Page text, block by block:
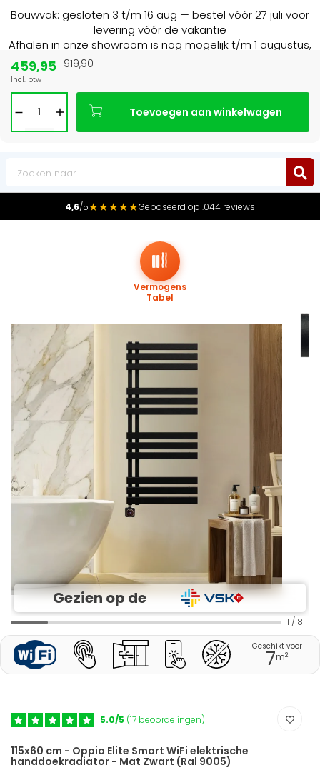
Bouwvak: gesloten 3 t/m 16 aug — bestel vóór 27 juli voor
levering vóór de vakantie
Afhalen in onze showroom is nog mogelijk t/m 1 augustus,
4,6/5★★★★★Gebaseerd op1.044 reviews
Gezien op de
Vermogens
Tabel
1 / 8
Geschikt voor
7m2
5.0/5 (17 beoordelingen)
115x60 cm - Oppio Elite Smart WiFi elektrische
handdoekradiator - Mat Zwart (Ral 9005)
459,95
Incl. btw
919,90
Toevoegen aan winkelwagen